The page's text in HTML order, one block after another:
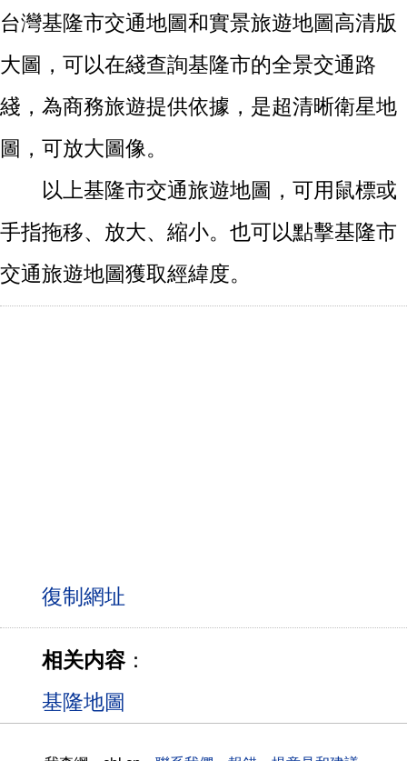
台灣基隆市交通地圖和實景旅遊地圖高清版
大圖，可以在綫查詢基隆市的全景交通路
綫，為商務旅遊提供依據，是超清晰衛星地
圖，可放大圖像。
以上基隆市交通旅遊地圖，可用鼠標或
手指拖移、放大、縮小。也可以點擊基隆市
交通旅遊地圖獲取經緯度。
相关内容：
基隆地圖